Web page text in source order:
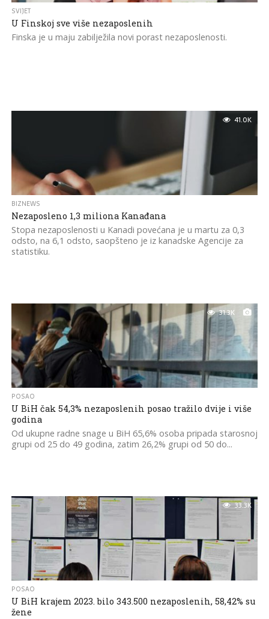
SVIJET
U Finskoj sve više nezaposlenih
Finska je u maju zabilježila novi porast nezaposlenosti.
41.0K
BIZNEWS
Nezaposleno 1,3 miliona Kanađana
Stopa nezaposlenosti u Kanadi povećana je u martu za 0,3
odsto, na 6,1 odsto, saopšteno je iz kanadske Agencije za
statistiku.
31.3K
POSAO
U BiH čak 54,3% nezaposlenih posao tražilo dvije i više
godina
Od ukupne radne snage u BiH 65,6% osoba pripada starosnoj
grupi od 25 do 49 godina, zatim 26,2% grupi od 50 do...
33.3K
POSAO
U BiH krajem 2023. bilo 343.500 nezaposlenih, 58,42% su
žene